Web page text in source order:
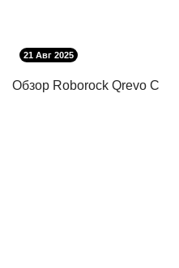
21 Авг 2025
Обзор Roborock Qrevo C